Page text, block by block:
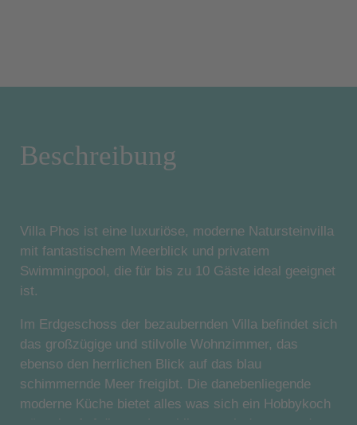
Beschreibung
Villa Phos ist eine luxuriöse, moderne Natursteinvilla
mit fantastischem Meerblick und privatem
Swimmingpool, die für bis zu 10 Gäste ideal geeignet
ist.
Im Erdgeschoss der bezaubernden Villa befindet sich
das großzügige und stilvolle Wohnzimmer, das
ebenso den herrlichen Blick auf das blau
schimmernde Meer freigibt. Die danebenliegende
moderne Küche bietet alles was sich ein Hobbykoch